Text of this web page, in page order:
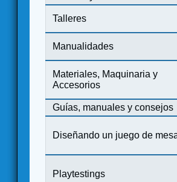
Talleres
Manualidades
Materiales, Maquinaria y
Accesorios
Guías, manuales y consejos
Diseñando un juego de
Playtestings